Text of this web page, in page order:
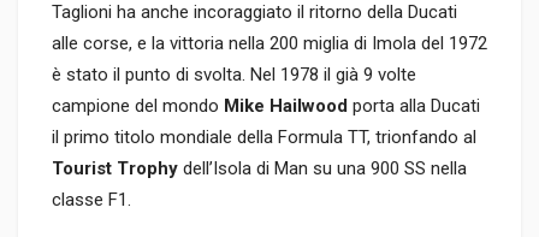
Taglioni ha anche incoraggiato il ritorno della Ducati
alle corse, e la vittoria nella 200 miglia di Imola del 1972
è stato il punto di svolta. Nel 1978 il già 9 volte
campione del mondo Mike Hailwood porta alla Ducati
il primo titolo mondiale della Formula TT, trionfando al
Tourist Trophy dell’Isola di Man su una 900 SS nella
classe F1.